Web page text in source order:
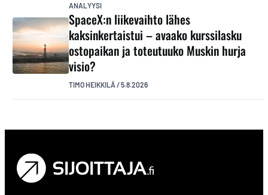
ANALYYSI
SpaceX:n liikevaihto lähes
kaksinkertaistui – avaako kurssilasku
ostopaikan ja toteutuuko Muskin hurja
visio?
TIMO HEIKKILÄ /5.8.2026